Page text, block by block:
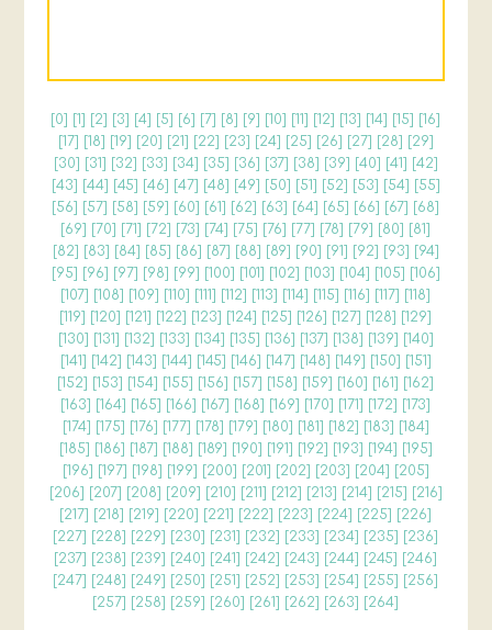
[0] [1] [2] [3] [4] [5] [6] [7] [8] [9] [10] [11] [12] [13] [14] [15] [16]
[17] [18] [19] [20] [21] [22] [23] [24] [25] [26] [27] [28] [29]
[30] [31] [32] [33] [34] [35] [36] [37] [38] [39] [40] [41] [42]
[43] [44] [45] [46] [47] [48] [49] [50] [51] [52] [53] [54] [55]
[56] [57] [58] [59] [60] [61] [62] [63] [64] [65] [66] [67] [68]
[69] [70] [71] [72] [73] [74] [75] [76] [77] [78] [79] [80] [81]
[82] [83] [84] [85] [86] [87] [88] [89] [90] [91] [92] [93] [94]
[95] [96] [97] [98] [99] [100] [101] [102] [103] [104] [105] [106]
[107] [108] [109] [110] [111] [112] [113] [114] [115] [116] [117] [118]
[119] [120] [121] [122] [123] [124] [125] [126] [127] [128] [129]
[130] [131] [132] [133] [134] [135] [136] [137] [138] [139] [140]
[141] [142] [143] [144] [145] [146] [147] [148] [149] [150] [151]
[152] [153] [154] [155] [156] [157] [158] [159] [160] [161] [162]
[163] [164] [165] [166] [167] [168] [169] [170] [171] [172] [173]
[174] [175] [176] [177] [178] [179] [180] [181] [182] [183] [184]
[185] [186] [187] [188] [189] [190] [191] [192] [193] [194] [195]
[196] [197] [198] [199] [200] [201] [202] [203] [204] [205]
[206] [207] [208] [209] [210] [211] [212] [213] [214] [215] [216]
[217] [218] [219] [220] [221] [222] [223] [224] [225] [226]
[227] [228] [229] [230] [231] [232] [233] [234] [235] [236]
[237] [238] [239] [240] [241] [242] [243] [244] [245] [246]
[247] [248] [249] [250] [251] [252] [253] [254] [255] [256]
[257] [258] [259] [260] [261] [262] [263] [264]